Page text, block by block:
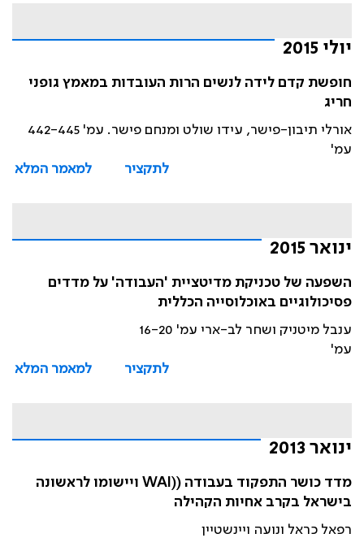
יולי 2015
חופשת קדם לידה לנשים הרות העובדות במאמץ גופני
חריג
אורלי תיבון-פישר, עידו שולט ומנחם פישר. עמ' 442-445
עמ'
לתקציר
למאמר המלא
ינואר 2015
השפעה של טכניקת מדיטציית 'העבודה' על מדדים
פסיכולוגיים באוכלוסייה הכללית
ענבל מיטניק ושחר לב-ארי עמ' 16-20
עמ'
לתקציר
למאמר המלא
ינואר 2013
מדד כושר התפקוד בעבודה ((WAI ויישומו לראשונה
בישראל בקרב אחיות הקהילה
רפאל כראל ונועה ויינשטיין